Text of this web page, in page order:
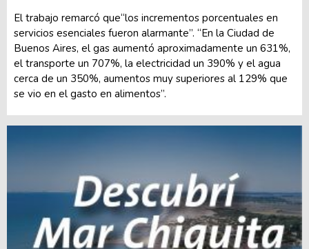
El trabajo remarcó que“los incrementos porcentuales en
servicios esenciales fueron alarmante”. “En la Ciudad de
Buenos Aires, el gas aumentó aproximadamente un 631%,
el transporte un 707%, la electricidad un 390% y el agua
cerca de un 350%, aumentos muy superiores al 129% que
se vio en el gasto en alimentos”.